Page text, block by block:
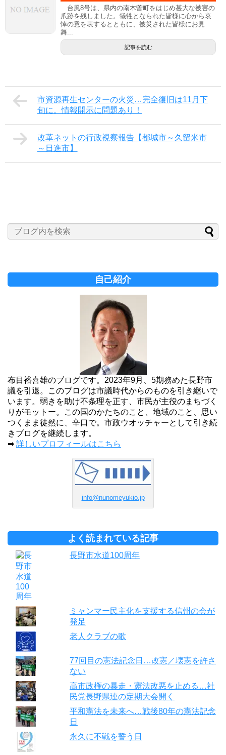
台風8号は、県内の南木曽町をはじめ甚大な被害の
爪跡を残しました。犠牲となられた皆様に心から哀
悼の意を表するとともに、被災された皆様にお見
舞...
記事を読む
市資源再生センターの火災…完全復旧は11月下
旬に。情報開示に問題あり！
改革ネットの行政視察報告【都城市～久留米市
～日進市】
自己紹介
布目裕喜雄のブログです。2023年9月、5期務めた長野市
議を引退。このブログは市議時代からのものを引き継いで
います。弱きを助け不条理を正す、市民が主役のまちづく
りがモットー。この国のかたちのこと、地域のこと、思い
つくまま徒然に、辛口で。市政ウオッチャーとして引き続
きブログを継続します。
➡ 詳しいプロフィールはこちら
info@nunomeyukio.jp
よく読まれている記事
長野市水道100周年
ミャンマー民主化を支援する信州の会が
発足
老人クラブの歌
77回目の憲法記念日…改憲／壊憲を許さ
ない
高市政権の暴走・憲法改悪を止める…社
民党長野県連の定期大会開く
平和憲法を未来へ…戦後80年の憲法記念
日
永久に不戦を誓う日